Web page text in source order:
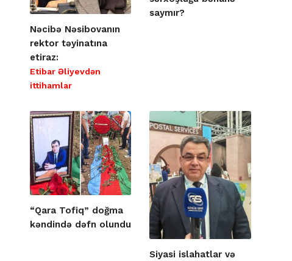
Nəcibə Nəsibovanın
rektor təyinatına
etiraz:
Etibar Əliyevdən
ittihamlar
saymır?
“Qara Tofiq” doğma
kəndində dəfn olundu
Siyasi islahatlar və